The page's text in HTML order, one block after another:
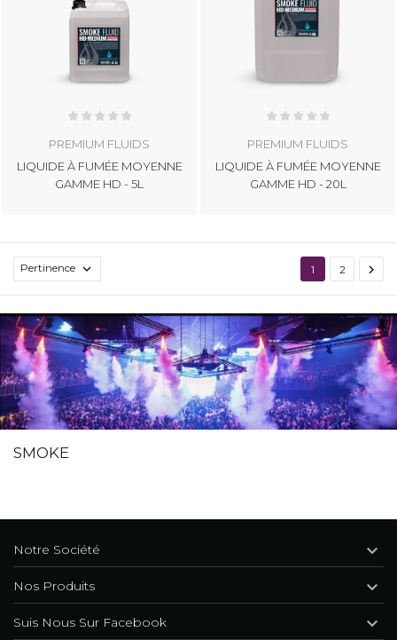
SMOKE
PREMIUM FLUIDS
LIQUIDE À FUMÉE MOYENNE
GAMME HD - 5L
PREMIUM FLUIDS
LIQUIDE À FUMÉE MOYENNE
GAMME HD - 20L
Pertinence  1 2 
Notre Société 
Nos Produits 
Suis Nous Sur Facebook 